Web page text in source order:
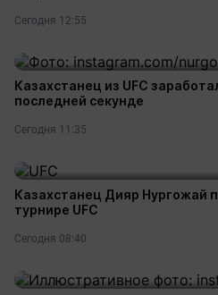
Сегодня 12:55
Казахстанец из UFC
последней секунде
Сегодня 11:35
Казахстанец Дияр Нургожай
турнире UFC
Сегодня 08:40